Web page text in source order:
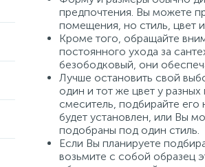
предпочтения. Вы можете
помещения, но стиль, цвет
Кроме того, обращайте
постоянного ухода за
безободковый, они
Лучше остановить свой
один и тот же цвет у
смеситель, подбирайте его
будет установлен, или Вы
подобраны под один стиль.
Если Вы планируете
возьмите с собой образец